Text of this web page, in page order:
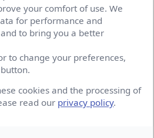
du
rapport au BtoC ?
concrétise-t-il dans
par définition en
de nombreux
your comfort of use. We
for performance and
to bring you a better
to change your preferences,
cookies and the processing of
read our privacy policy.